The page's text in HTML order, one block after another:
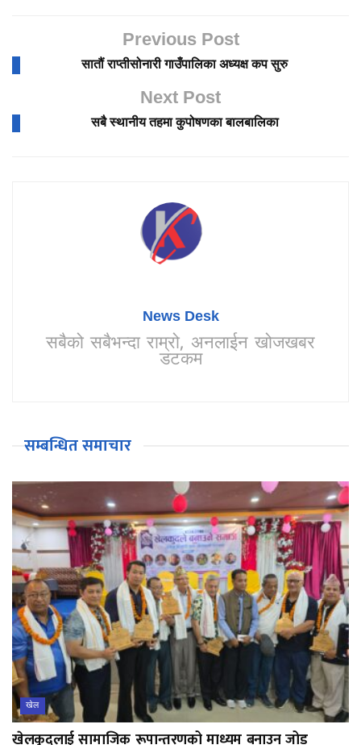
Previous Post
सातौं राप्तीसोनारी गाउँपालिका अध्यक्ष कप सुरु
Next Post
सबै स्थानीय तहमा कुपोषणका बालबालिका
News Desk
सबैको सबैभन्दा राम्रो, अनलाईन खोजखबर
डटकम
सम्बन्धित समाचार
खेल
खेलकुदलाई सामाजिक रूपान्तरणको माध्यम बनाउन जोड